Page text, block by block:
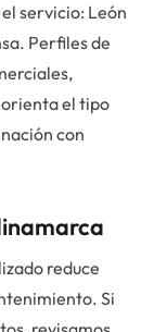
servicio: León
Perfiles de
el tipo
con
reduce
Si